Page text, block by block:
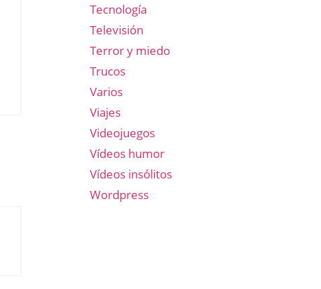
Tecnología
Televisión
Terror y miedo
Trucos
Varios
Viajes
Videojuegos
Vídeos humor
Vídeos insólitos
Wordpress